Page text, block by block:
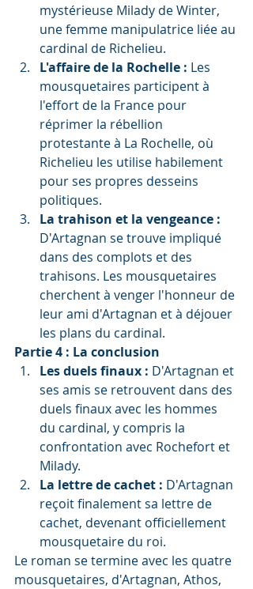
mystérieuse Milady de Winter,
une femme manipulatrice liée au
cardinal de Richelieu.
L'affaire de la Rochelle : Les
mousquetaires participent à
l'effort de la France pour
réprimer la rébellion
protestante à La Rochelle, où
Richelieu les utilise habilement
pour ses propres desseins
politiques.
La trahison et la vengeance :
D'Artagnan se trouve impliqué
dans des complots et des
trahisons. Les mousquetaires
cherchent à venger l'honneur de
leur ami d'Artagnan et à déjouer
les plans du cardinal.
Partie 4 : La conclusion
Les duels finaux : D'Artagnan et
ses amis se retrouvent dans des
duels finaux avec les hommes
du cardinal, y compris la
confrontation avec Rochefort et
Milady.
La lettre de cachet : D'Artagnan
reçoit finalement sa lettre de
cachet, devenant officiellement
mousquetaire du roi.
Le roman se termine avec les quatre
mousquetaires, d'Artagnan, Athos,